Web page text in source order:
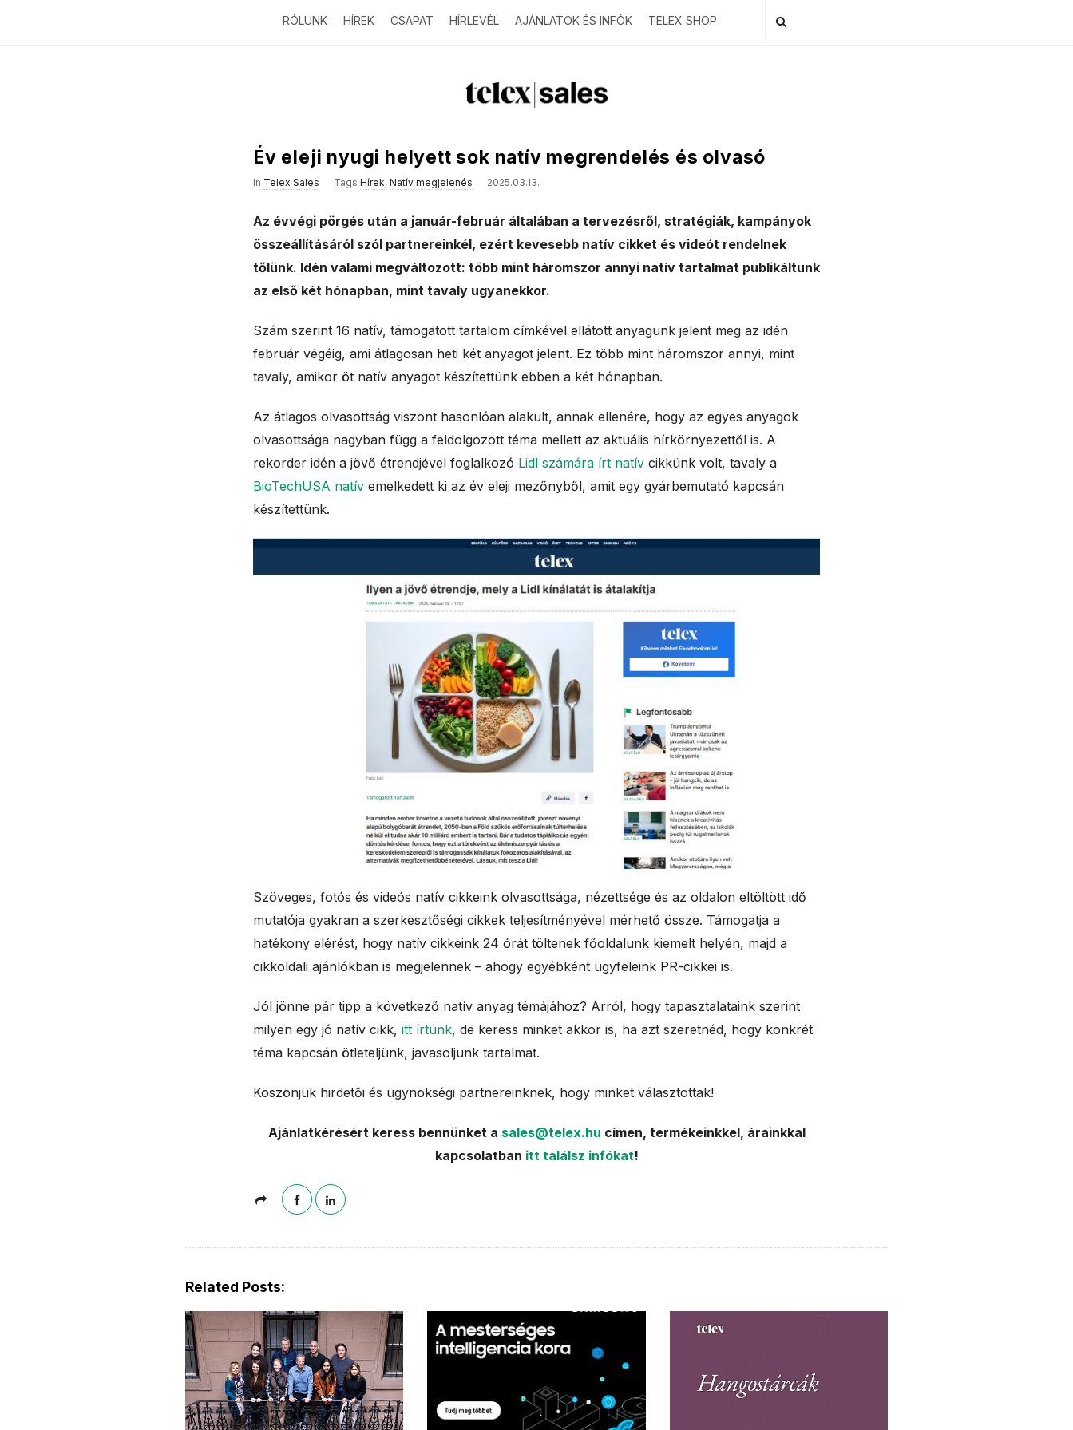
RÓLUNK HÍREK CSAPAT HÍRLEVÉL AJÁNLATOK ÉS INFÓK TELEX SHOP
T
e
l
e
x
s
a
l
e
s
Év eleji nyugi helyett sok natív megrendelés és olvasó
In Telex Sales Tags Hírek, Natív megjelenés 2025.03.13.
Az évvégi pörgés után a január-február általában a tervezésről, stratégiák, kampányok
összeállításáról szól partnereinkél, ezért kevesebb natív cikket és videót rendelnek
tőlünk. Idén valami megváltozott: több mint háromszor annyi natív tartalmat publikáltunk
az első két hónapban, mint tavaly ugyanekkor.
Szám szerint 16 natív, támogatott tartalom címkével ellátott anyagunk jelent meg az idén
február végéig, ami átlagosan heti két anyagot jelent. Ez több mint háromszor annyi, mint
tavaly, amikor öt natív anyagot készítettünk ebben a két hónapban.
Az átlagos olvasottság viszont hasonlóan alakult, annak ellenére, hogy az egyes anyagok
olvasottsága nagyban függ a feldolgozott téma mellett az aktuális hírkörnyezettől is. A
rekorder idén a jövő étrendjével foglalkozó Lidl számára írt natív cikkünk volt, tavaly a
BioTechUSA natív emelkedett ki az év eleji mezőnyből, amit egy gyárbemutató kapcsán
készítettünk.
Szöveges, fotós és videós natív cikkeink olvasottsága, nézettsége és az oldalon eltöltött idő
mutatója gyakran a szerkesztőségi cikkek teljesítményével mérhető össze. Támogatja a
hatékony elérést, hogy natív cikkeink 24 órát töltenek főoldalunk kiemelt helyén, majd a
cikkoldali ajánlókban is megjelennek – ahogy egyébként ügyfeleink PR-cikkei is.
Jól jönne pár tipp a következő natív anyag témájához? Arról, hogy tapasztalataink szerint
milyen egy jó natív cikk, itt írtunk, de keress minket akkor is, ha azt szeretnéd, hogy konkrét
téma kapcsán ötleteljünk, javasoljunk tartalmat.
Köszönjük hirdetői és ügynökségi partnereinknek, hogy minket választottak!
Ajánlatkérésért keress bennünket a sales@telex.hu címen, termékeinkkel, árainkkal
kapcsolatban itt találsz infókat!
Related Posts: